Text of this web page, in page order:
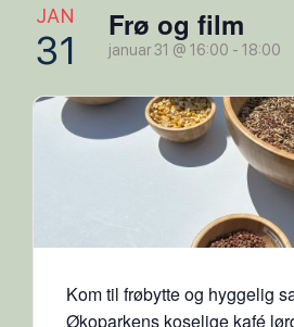
JAN
31
Frø og film
januar 31 @ 16:00 - 18:00
Kom til frøbytte og hyggelig
Økoparkens koselige kafé